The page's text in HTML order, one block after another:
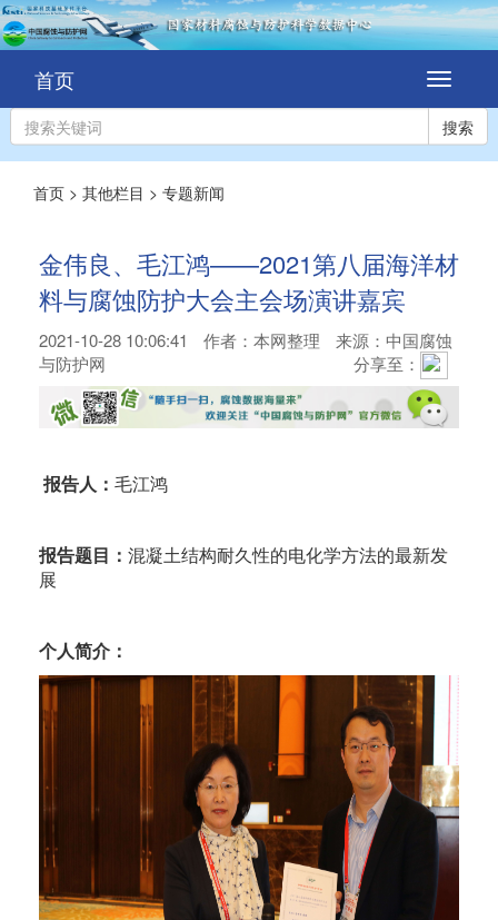
切
换
导
航
首页
搜索
首页 > 其他栏目 > 专题新闻
金伟良、毛江鸿——2021第八届海洋材
料与腐蚀防护大会主会场演讲嘉宾
2021-10-28 10:06:41 作者： 本网整理
来源：中国腐蚀
与防护网
分享至：
报告人： 毛江鸿
报告题目： 混凝土结构耐久性的电化学方法的最新发
展
个人简介：